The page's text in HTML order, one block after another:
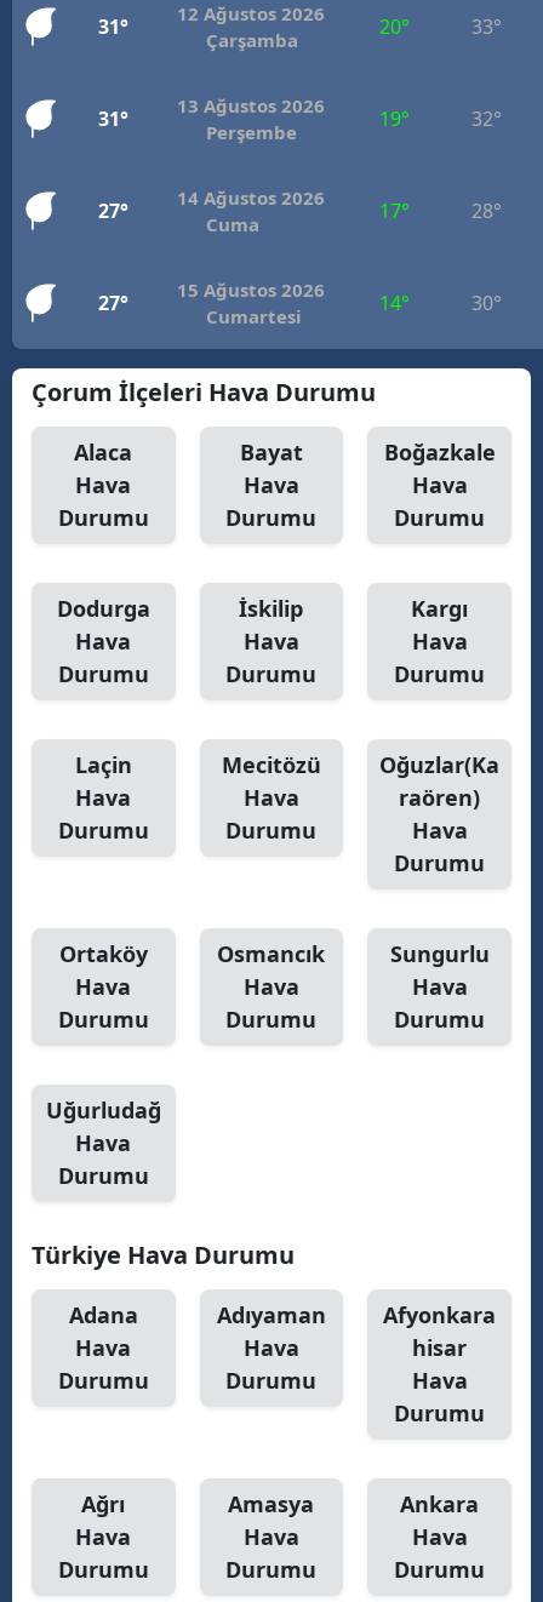
31°
12 Ağustos 2026
Çarşamba
20° 33°
31°
13 Ağustos 2026
Perşembe
19° 32°
27°
14 Ağustos 2026
Cuma
17° 28°
27°
15 Ağustos 2026
Cumartesi
14° 30°
Çorum İlçeleri Hava Durumu
Alaca
Hava
Durumu
Bayat
Hava
Durumu
Boğazkale
Hava
Durumu
Dodurga
Hava
Durumu
İskilip
Hava
Durumu
Kargı
Hava
Durumu
Laçin
Hava
Durumu
Mecitözü
Hava
Durumu
Oğuzlar(Ka
raören)
Hava
Durumu
Ortaköy
Hava
Durumu
Osmancık
Hava
Durumu
Sungurlu
Hava
Durumu
Uğurludağ
Hava
Durumu
Türkiye Hava Durumu
Adana
Hava
Durumu
Adıyaman
Hava
Durumu
Afyonkara
hisar
Hava
Durumu
Ağrı
Hava
Durumu
Amasya
Hava
Durumu
Ankara
Hava
Durumu